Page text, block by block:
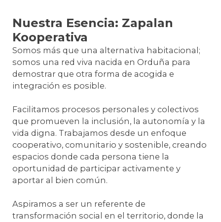
Nuestra Esencia: Zapalan
Kooperativa
Somos más que una alternativa habitacional;
somos una red viva nacida en Orduña para
demostrar que otra forma de acogida e
integración es posible.
Facilitamos procesos personales y colectivos
que promueven la inclusión, la autonomía y la
vida digna. Trabajamos desde un enfoque
cooperativo, comunitario y sostenible, creando
espacios donde cada persona tiene la
oportunidad de participar activamente y
aportar al bien común.
Aspiramos a ser un referente de
transformación social en el territorio, donde la